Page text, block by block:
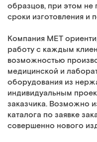
образцов, при этом не
сроки изготовления и
Компания МЕТ
работу с каждым
возможностью
медицинской и
оборудования из
индивидуальным
заказчика. Возможно
каталога по заявке
совершенно нового